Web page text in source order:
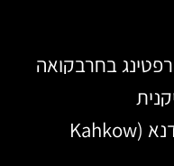
מוזיאון השוקולד (הקקאו) + סדנא (Kahkow